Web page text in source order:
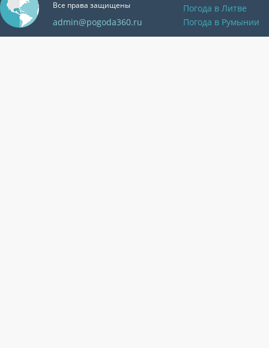
Все права защищены
admin@pogoda360.ru
Погода в Литве
Погода в Румынии